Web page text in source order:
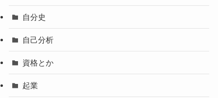
自分史
自己分析
資格とか
起業